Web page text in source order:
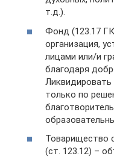
т.д.).
Фонд (123.17
организация,
лицами или/и
благодаря
только по
Товарищество
(ст. 123.12) –